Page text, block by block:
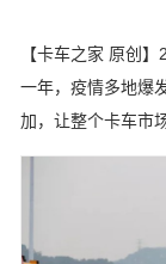
【卡车之家 原创
一年，疫情多地爆
加，让整个卡车市